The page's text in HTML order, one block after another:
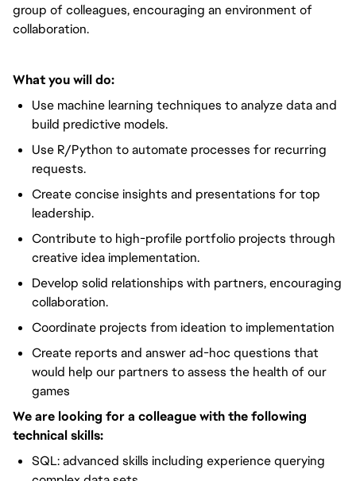
group of colleagues, encouraging an environment of
collaboration.
What you will do:
Use machine learning techniques to analyze data and
build predictive models.
Use R/Python to automate processes for recurring
requests.
Create concise insights and presentations for top
leadership.
Contribute to high-profile portfolio projects through
creative idea implementation.
Develop solid relationships with partners, encouraging
collaboration.
Coordinate projects from ideation to implementation
Create reports and answer ad-hoc questions that
would help our partners to assess the health of our
games
We are looking for a colleague with the following
technical skills:
SQL: advanced skills including experience querying